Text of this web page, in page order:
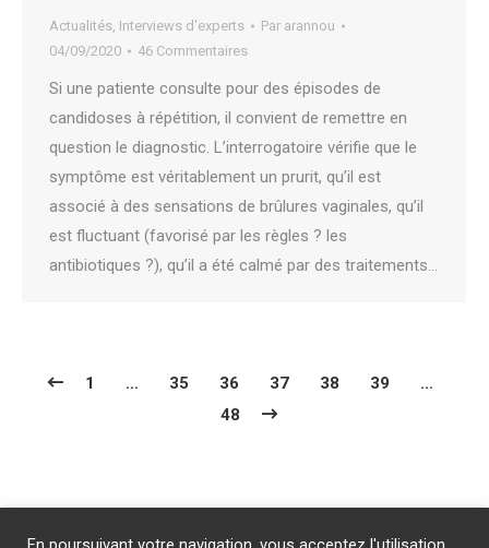
Actualités, Interviews d'experts Par arannou
04/09/2020
46 Commentaires
Si une patiente consulte pour des épisodes de
candidoses à répétition, il convient de remettre en
question le diagnostic. L’interrogatoire vérifie que le
symptôme est véritablement un prurit, qu’il est
associé à des sensations de brûlures vaginales, qu’il
est fluctuant (favorisé par les règles ? les
antibiotiques ?), qu’il a été calmé par des traitements…
1 … 35 36 37 38 39
…
48